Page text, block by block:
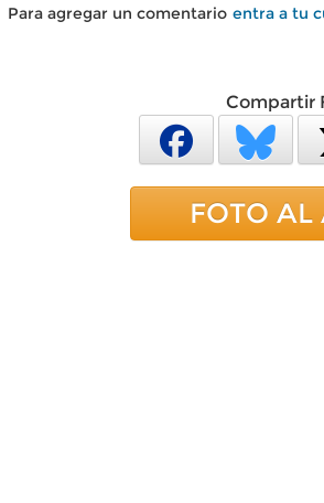
Para agregar un comentario entra a tu
Compartir
FOTO AL